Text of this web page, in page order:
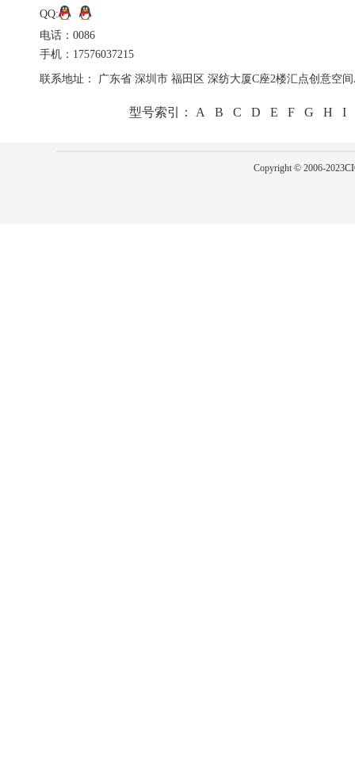
QQ:
电话：0086
手机：17576037215
联系地址： 广东省 深圳市 福田区 深纺大厦C座2楼汇点创意空间
型号索引： A B C D E F G H I
Copyright © 2006-2023